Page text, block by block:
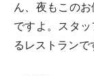
ん、夜もこの
ですよ。スタ
るレストランで